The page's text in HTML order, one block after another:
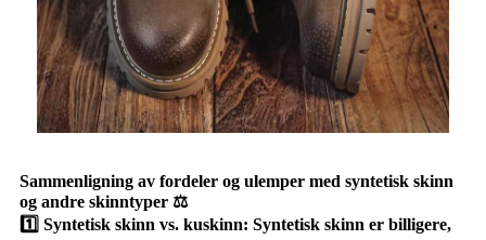
Sammenligning av fordeler og ulemper med syntetisk skinn
og andre skinntyper ⚖️
1️⃣ Syntetisk skinn vs. kuskinn: Syntetisk skinn er billigere,